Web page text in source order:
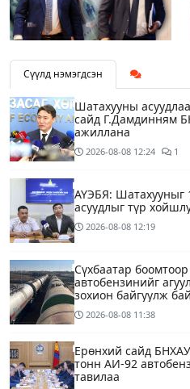
Сүүлд нэмэгдсэн
Шатахууны
сайд Г.Дамдинням
ажиллана
2026-08-08 12:24 1
АҮЭБЯ: Шатахууныг
асуудлыг түр
2026-08-08 12:19
Сүхбаатар
автобензинийг
зохион байгуулж
2026-08-08 11:38
Ерөнхий сайд
тонн АИ-92
тавилаа